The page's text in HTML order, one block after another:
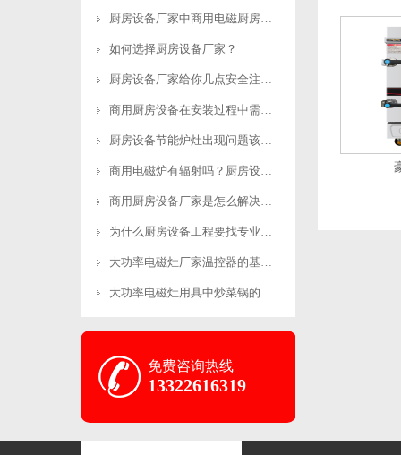
厨房设备厂家中商用电磁厨房设备的优势有哪
如何选择厨房设备厂家？
厨房设备厂家给你几点安全注意事项
商用厨房设备在安装过程中需要注意哪些事项
厨房设备节能炉灶出现问题该怎么维修呢？
商用电磁炉有辐射吗？厨房设备厂家来解答！
商用厨房设备厂家是怎么解决售后的？
为什么厨房设备工程要找专业的公司？-生产
大功率电磁灶厂家温控器的基本工作原理和制
大功率电磁灶用具中炒菜锅的恰当操作方法
免费咨询热线
13322616319